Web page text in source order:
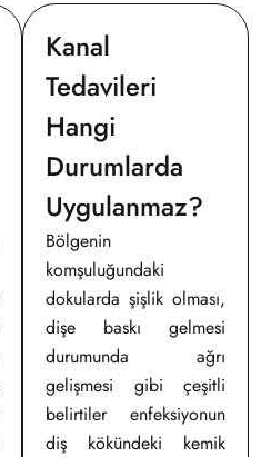
Kanal
Tedavileri
Hangi
Durumlarda
Uygulanmaz?
Bölgenin
komşuluğundaki
dokularda şişlik olması,
dişe baskı gelmesi
durumunda ağrı
gelişmesi gibi çeşitli
belirtiler enfeksiyonun
diş kökündeki kemik